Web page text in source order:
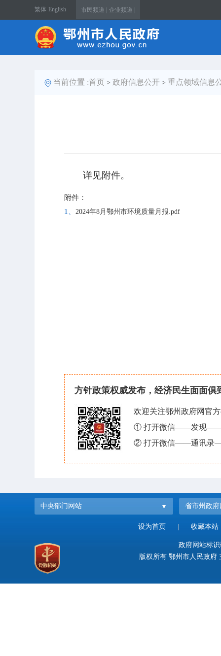
繁体 English 市民频道 | 企业频道 |
当前位置 :首页 > 政府信息公开 > 重点领域信息
详见附件。
附件：
1、 2024年8月鄂州市环境质量月报.pdf
方针政策权威发布，经济民生面面俱
欢迎关注鄂州政府网官
① 打开微信——发现——
② 打开微信——通讯录
中央部门网站 省市州政府
设为首页 收藏本站
政府网站标
版权所有 鄂州市人民政府